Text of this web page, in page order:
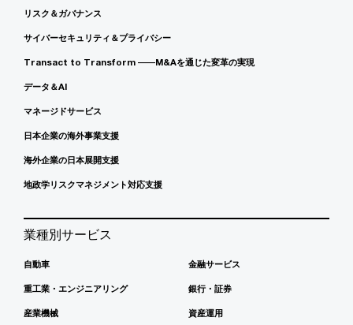
リスク＆ガバナンス
サイバーセキュリティ＆プライバシー
Transact to Transform ――M&Aを通じた変革の実現
データ＆AI
マネージドサービス
日本企業の海外事業支援
海外企業の日本展開支援
地政学リスクマネジメント対応支援
業種別サービス
自動車
重工業・エンジニアリング
産業機械
金融サービス
銀行・証券
資産運用